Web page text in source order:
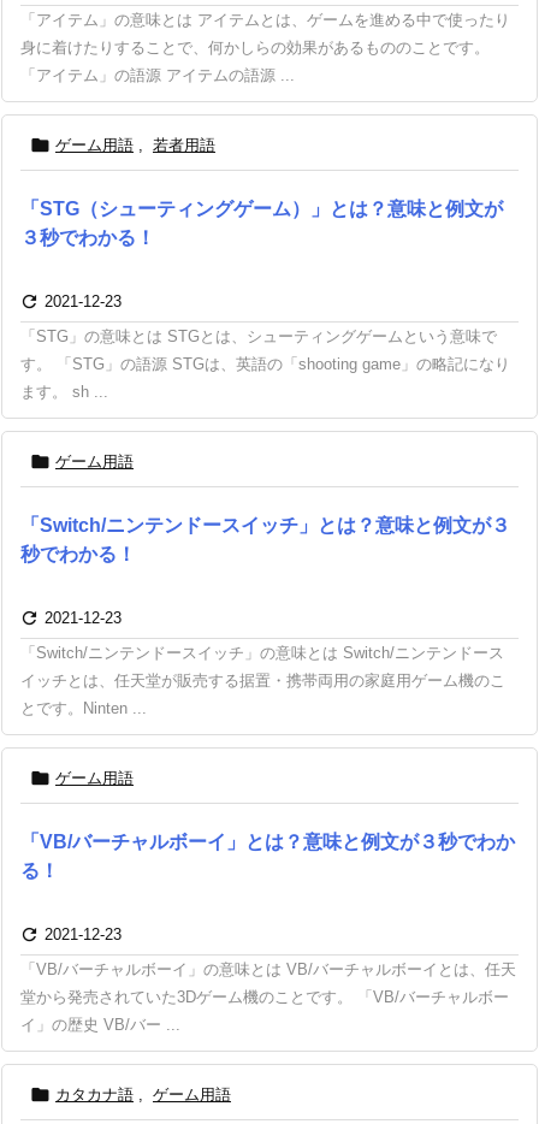
「アイテム」の意味とは アイテムとは、ゲームを進める中で使ったり
身に着けたりすることで、何かしらの効果があるもののことです。
「アイテム」の語源 アイテムの語源 ...
 ゲーム用語 , 若者用語
「STG（シューティングゲーム）」とは？意味と例文が
３秒でわかる！
 2021-12-23
「STG」の意味とは STGとは、シューティングゲームという意味で
す。 「STG」の語源 STGは、英語の「shooting game」の略記になり
ます。 sh ...
 ゲーム用語
「Switch/ニンテンドースイッチ」とは？意味と例文が３
秒でわかる！
 2021-12-23
「Switch/ニンテンドースイッチ」の意味とは Switch/ニンテンドース
イッチとは、任天堂が販売する据置・携帯両用の家庭用ゲーム機のこ
とです。Ninten ...
 ゲーム用語
「VB/バーチャルボーイ」とは？意味と例文が３秒でわか
る！
 2021-12-23
「VB/バーチャルボーイ」の意味とは VB/バーチャルボーイとは、任天
堂から発売されていた3Dゲーム機のことです。 「VB/バーチャルボー
イ」の歴史 VB/バー ...
 カタカナ語 , ゲーム用語